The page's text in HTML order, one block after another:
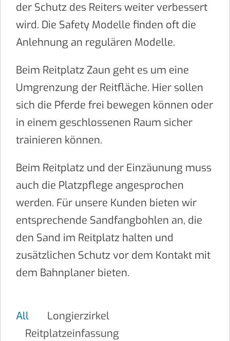
der Schutz des Reiters weiter verbessert
wird. Die Safety Modelle finden oft die
Anlehnung an regulären Modelle.
Beim Reitplatz Zaun geht es um eine
Umgrenzung der Reitfläche. Hier sollen
sich die Pferde frei bewegen können oder
in einem geschlossenen Raum sicher
trainieren können.
Beim Reitplatz und der Einzäunung muss
auch die Platzpflege angesprochen
werden. Für unsere Kunden bieten wir
entsprechende Sandfangbohlen an, die
den Sand im Reitplatz halten und
zusätzlichen Schutz vor dem Kontakt mit
dem Bahnplaner bieten.
All
Longierzirkel
Reitplatzeinfassung